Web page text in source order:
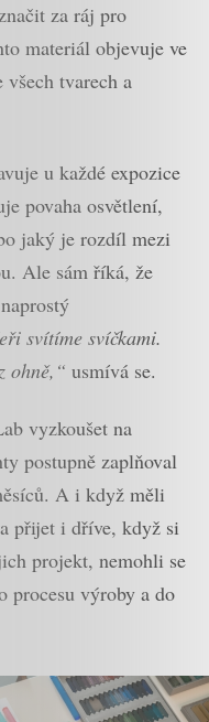
za ráj pro
materiál objevuje ve
všech tvarech a
u každé expozice
povaha osvětlení,
jaký je rozdíl mezi
Ale sám říká, že
svítíme svíčkami.
ohně,“ usmívá se.
vyzkoušet na
postupně zaplňoval
A i když měli
přijet i dříve, když si
projekt, nemohli se
procesu výroby a do